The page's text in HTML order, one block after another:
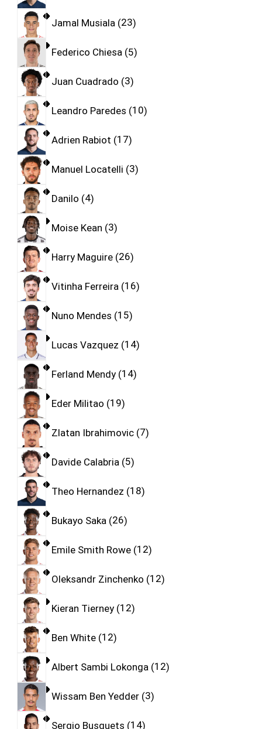
Jamal Musiala 23
Federico Chiesa 5
Juan Cuadrado 3
Leandro Paredes 10
Adrien Rabiot 17
Manuel Locatelli 3
Danilo 4
Moise Kean 3
Harry Maguire 26
Vitinha Ferreira 16
Nuno Mendes 15
Lucas Vazquez 14
Ferland Mendy 14
Eder Militao 19
Zlatan Ibrahimovic 7
Davide Calabria 5
Theo Hernandez 18
Bukayo Saka 26
Emile Smith Rowe 12
Oleksandr Zinchenko 12
Kieran Tierney 12
Ben White 12
Albert Sambi Lokonga 12
Wissam Ben Yedder 3
Sergio Busquets 14